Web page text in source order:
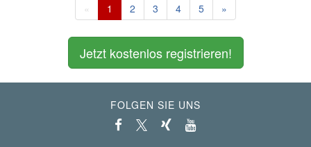
« 1 2 3 4 5 »
Jetzt kostenlos registrieren!
FOLGEN SIE UNS